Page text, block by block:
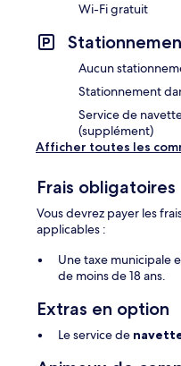
Wi-Fi gratuit
Aucun
Stationnement
Service de
(supplément)
Afficher toutes les
Frais obligatoires
Vous devrez payer les
applicables :
Une taxe municipale
de moins de 18 ans.
Extras en option
Le service de